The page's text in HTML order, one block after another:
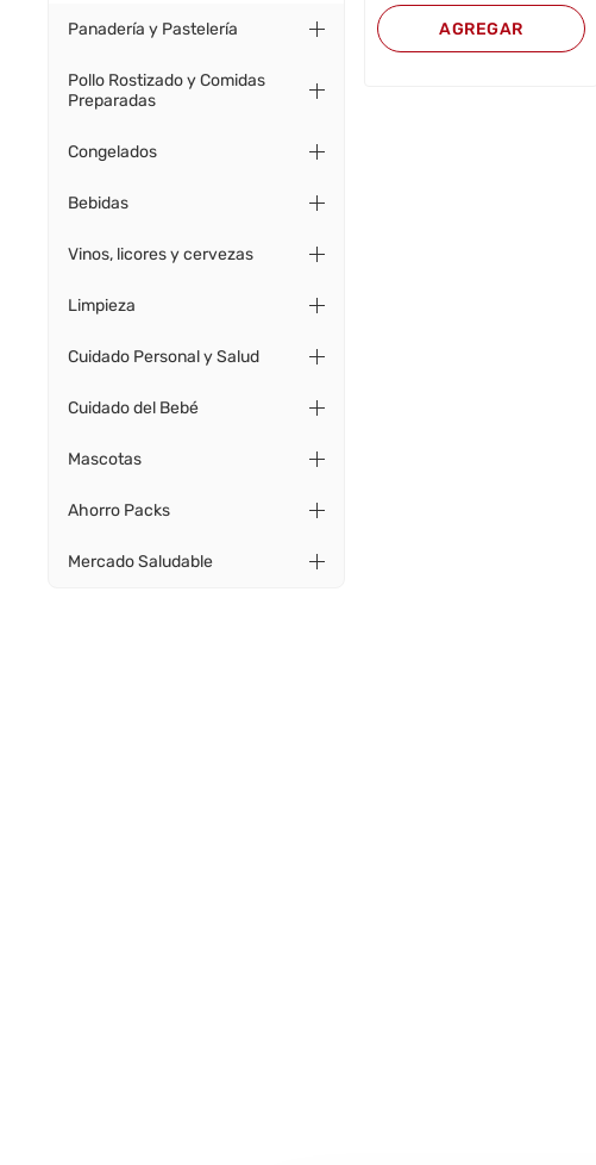
Panadería y Pastelería
Pollo Rostizado y Comidas
Preparadas
Congelados
Bebidas
Vinos, licores y cervezas
Limpieza
Cuidado Personal y Salud
Cuidado del Bebé
Mascotas
Ahorro Packs
Mercado Saludable
AGREGAR